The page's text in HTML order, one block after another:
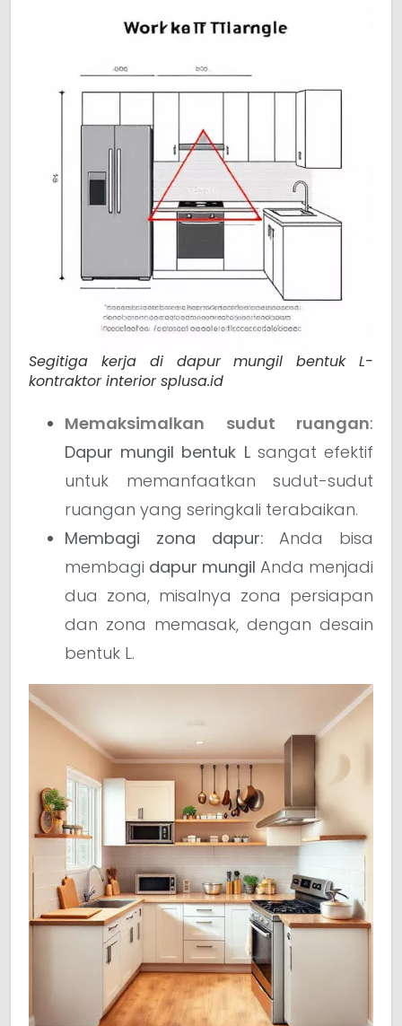
Segitiga kerja di dapur mungil bentuk L-
kontraktor interior splusa.id
Memaksimalkan sudut ruangan:
Dapur mungil bentuk Lsangat efektif
untuk memanfaatkan sudut-sudut
ruangan yang seringkali terabaikan.
Membagi zona dapur: Anda bisa
membagi dapur mungil Anda menjadi
dua zona, misalnya zona persiapan
dan zona memasak, dengan desain
bentuk L.